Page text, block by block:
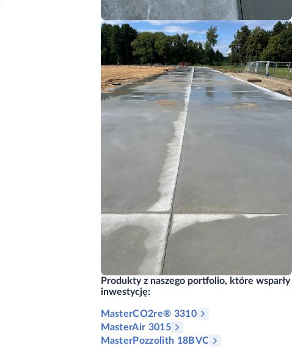
Produkty z naszego portfolio, które wsparły
inwestycję:
​​​MasterCO2re® 3310
MasterAir 3015
MasterPozzolith 18BVC